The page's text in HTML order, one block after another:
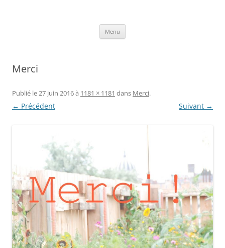
Menu
Merci
Publié le27 juin 2016à 1181 × 1181 dans Merci.
← Précédent Suivant →